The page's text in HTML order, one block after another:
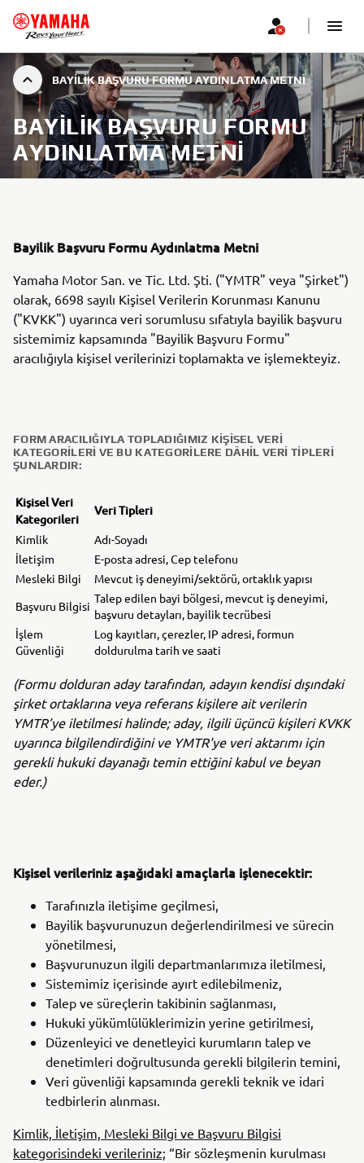
BAYILIK BAŞVURU FORMU AYDINLATMA METNI
BAYILIK BAŞVURU FORMU
AYDINLATMA METNI
Bayilik Başvuru Formu Aydınlatma Metni
Yamaha Motor San. ve Tic. Ltd. Şti. ("YMTR" veya "Şirket")
olarak, 6698 sayılı Kişisel Verilerin Korunması Kanunu
("KVKK") uyarınca veri sorumlusu sıfatıyla bayilik başvuru
sistemimiz kapsamında "Bayilik Başvuru Formu"
aracılığıyla kişisel verilerinizi toplamakta ve işlemekteyiz.
FORM ARACILIĞIYLA TOPLADIĞIMIZ KIŞISEL VERI
KATEGORILERI VE BU KATEGORILERE DÂHIL VERI TIPLERI
ŞUNLARDIR:
Kişisel Veri
Kategorileri
Veri Tipleri
Kimlik
Adı-Soyadı
İletişim
E-posta adresi, Cep telefonu
Mesleki Bilgi
Mevcut iş deneyimi/sektörü, ortaklık yapısı
Başvuru Bilgisi
Talep edilen bayi bölgesi, mevcut iş deneyimi,
başvuru detayları, bayilik tecrübesi
İşlem
Güvenliği
Log kayıtları, çerezler, IP adresi, formun
doldurulma tarih ve saati
(Formu dolduran aday tarafından, adayın kendisi dışındaki
şirket ortaklarına veya referans kişilere ait verilerin
YMTR’ye iletilmesi halinde; aday, ilgili üçüncü kişileri KVKK
uyarınca bilgilendirdiğini ve YMTR'ye veri aktarımı için
gerekli hukuki dayanağı temin ettiğini kabul ve beyan
eder.)
Kişisel verileriniz aşağıdaki amaçlarla işlenecektir:
Tarafınızla iletişime geçilmesi,
Bayilik başvurunuzun değerlendirilmesi ve sürecin
yönetilmesi,
Başvurunuzun ilgili departmanlarımıza iletilmesi,
Sistemimiz içerisinde ayırt edilebilmeniz,
Talep ve süreçlerin takibinin sağlanması,
Hukuki yükümlülüklerimizin yerine getirilmesi,
Düzenleyici ve denetleyici kurumların talep ve
denetimleri doğrultusunda gerekli bilgilerin temini,
Veri güvenliği kapsamında gerekli teknik ve idari
tedbirlerin alınması.
Kimlik, İletişim, Mesleki Bilgi ve Başvuru Bilgisi
kategorisindeki verileriniz; “Bir sözleşmenin kurulması